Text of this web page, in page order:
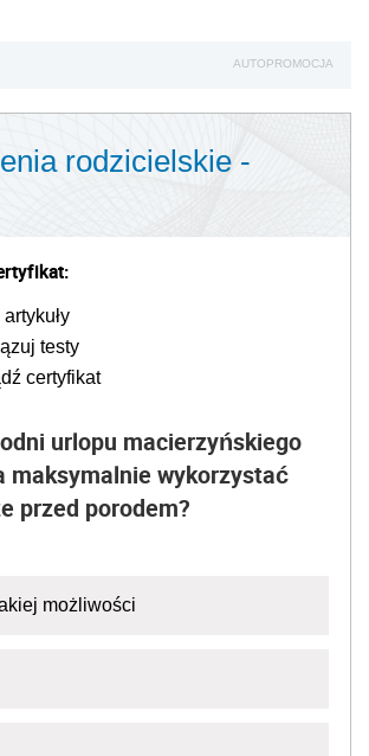
AUTOPROMOCJA
rodzicielskie -
testy
certyfikat
urlopu macierzyńskiego
maksymalnie wykorzystać
przed porodem?
możliwości